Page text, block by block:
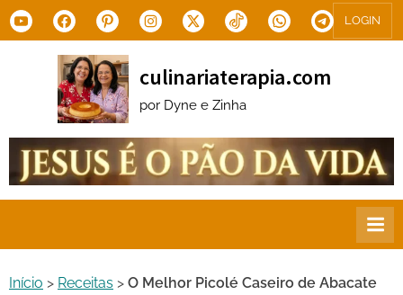
Skip
to
YoutubeFacebookPinterestInstagram
X.com Tiktok WhatsAppTelegram
LOGIN
culinariaterapia.com
por Dyne e Zinha
Início > Receitas > O Melhor Picolé Caseiro de Abacate